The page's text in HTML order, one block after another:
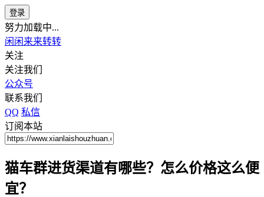
登录
努力加载中...
闲闲来来转转
关注
关注我们
公众号
联系我们
QQ 私信
订阅本站
猫车群进货渠道有哪些？怎么价格这么便
宜？